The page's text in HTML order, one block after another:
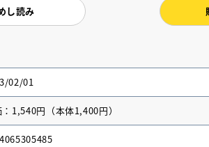
し読み
02/01
1,540円（本体1,400円）